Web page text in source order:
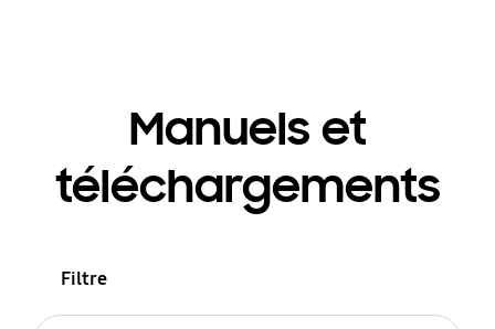
Manuels et
téléchargements
Filtre